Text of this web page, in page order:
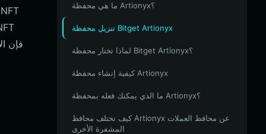
ما هي محفظة Artionyx؟
تنزيل محفظة Bitget Artionyx
لماذا تختار محفظة Bitget Artionyx؟
كيفية إنشاء محفظة Artionyx
ما الذي يمكنك فعله بمحفظة Artionyx؟
كيف تختلف محافظ Artionyx عن محافظ العملات
المشفرة الأخرى